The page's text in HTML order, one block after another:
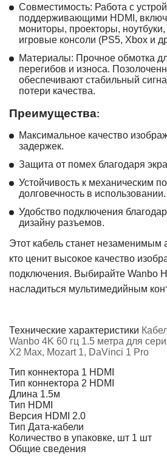
Совместимость: Работа с
поддерживающими HDMI,
мониторы, проекторы,
игровые консоли (PS5, Xbox и
Материалы: Прочное обмотка
перегибов и износа.
обеспечивают стабильный
потери качества.
Преимущества:
Максимальное качество
задержек.
Защита от помех благодаря
Устойчивость к механическим
долговечность в использовании.
Удобство подключения
дизайну разъемов.
Этот кабель станет незаменимым
кто ценит высокое качество
подключения. Выбирайте Wanbo
насладиться мультимедийным
Технические характеристики
Wanbo 4K 60 гц 1.5 метра для
X2 Max, Mozart 1, DaVinci 1 Pro
Тип коннектора 1 HDMI
Тип коннектора 2 HDMI
Длина 1.5м
Тип HDMI
Версия HDMI
2.0
Тип Дата-кабели
Количество в упаковке, шт 1 шт
Общие сведения